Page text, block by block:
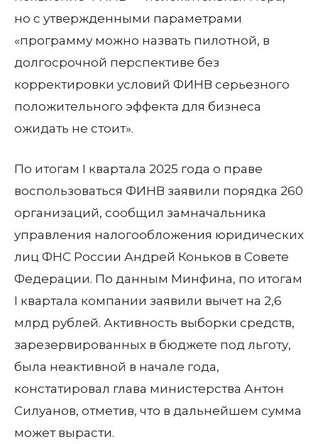
но с утвержденными параметрами
«программу можно назвать пилотной, в
долгосрочной перспективе без
корректировки условий ФИНВ серьезного
положительного эффекта для бизнеса
ожидать не стоит».
По итогам I квартала 2025 года о праве
воспользоваться ФИНВ заявили порядка 260
организаций, сообщил замначальника
управления налогообложения юридических
лиц ФНС России Андрей Коньков в Совете
Федерации. По данным Минфина, по итогам
I квартала компании заявили вычет на 2,6
млрд рублей. Активность выборки средств,
зарезервированных в бюджете под льготу,
была неактивной в начале года,
констатировал глава министерства Антон
Силуанов, отметив, что в дальнейшем сумма
может вырасти.